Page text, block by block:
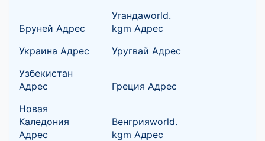
Бруней Адрес
Угандаworld.
kgm Адрес
Украина Адрес
Уругвай Адрес
Узбекистан
Адрес
Греция Адрес
Новая
Каледония
Адрес
Венгрияworld.
kgm Адрес